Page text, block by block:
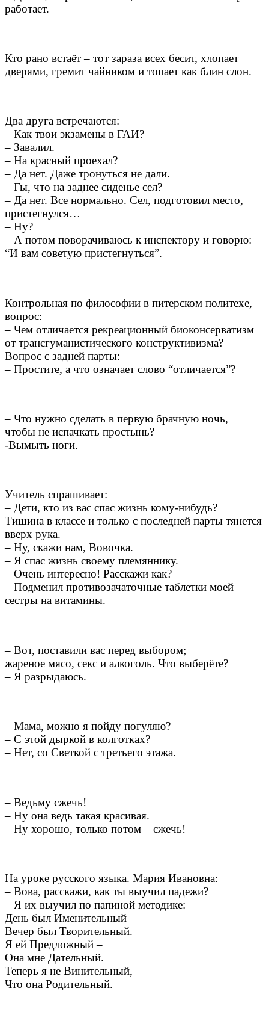
работает.
Кто рано встаёт – тот зараза всех бесит, хлопает
дверями, гремит чайником и топает как блин слон.
Два друга встречаются:
– Как твои экзамены в ГАИ?
– Завалил.
– На красный проехал?
– Да нет. Даже тронуться не дали.
– Гы, что на заднее сиденье сел?
– Да нет. Все нормально. Сел, подготовил место,
пристегнулся…
– Ну?
– А потом поворачиваюсь к инспектору и говорю:
“И вам советую пристегнуться”.
Контрольная по философии в питерском политехе,
вопрос:
– Чем отличается рекреационный биоконсерватизм
от трансгуманистического конструктивизма?
Вопрос с задней парты:
– Простите, а что означает слово “отличается”?
– Что нужно сделать в первую брачную ночь,
чтобы не испачкать простынь?
-Вымыть ноги.
Учитель спрашивает:
– Дети, кто из вас спас жизнь кому-нибудь?
Тишина в классе и только с последней парты тянется
вверх рука.
– Ну, скажи нам, Вовочка.
– Я спас жизнь своему племяннику.
– Очень интересно! Расскажи как?
– Подменил противозачаточные таблетки моей
сестры на витамины.
– Вот, поставили вас перед выбором;
жареное мясо, секс и алкоголь. Что выберёте?
– Я разрыдаюсь.
– Мама, можно я пойду погуляю?
– С этой дыркой в колготках?
– Нет, со Светкой с третьего этажа.
– Ведьму сжечь!
– Ну она ведь такая красивая.
– Ну хорошо, только потом – сжечь!
На уроке русского языка. Мария Ивановна:
– Вова, расскажи, как ты выучил падежи?
– Я их выучил по папиной методике:
День был Именительный –
Вечер был Творительный.
Я ей Предложный –
Она мне Дательный.
Теперь я не Винительный,
Что она Родительный.